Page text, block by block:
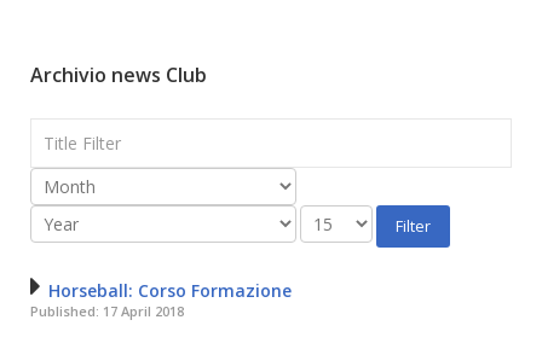
Archivio news Club
Filter
Filter
Horseball: Corso Formazione
Published: 17 April 2018